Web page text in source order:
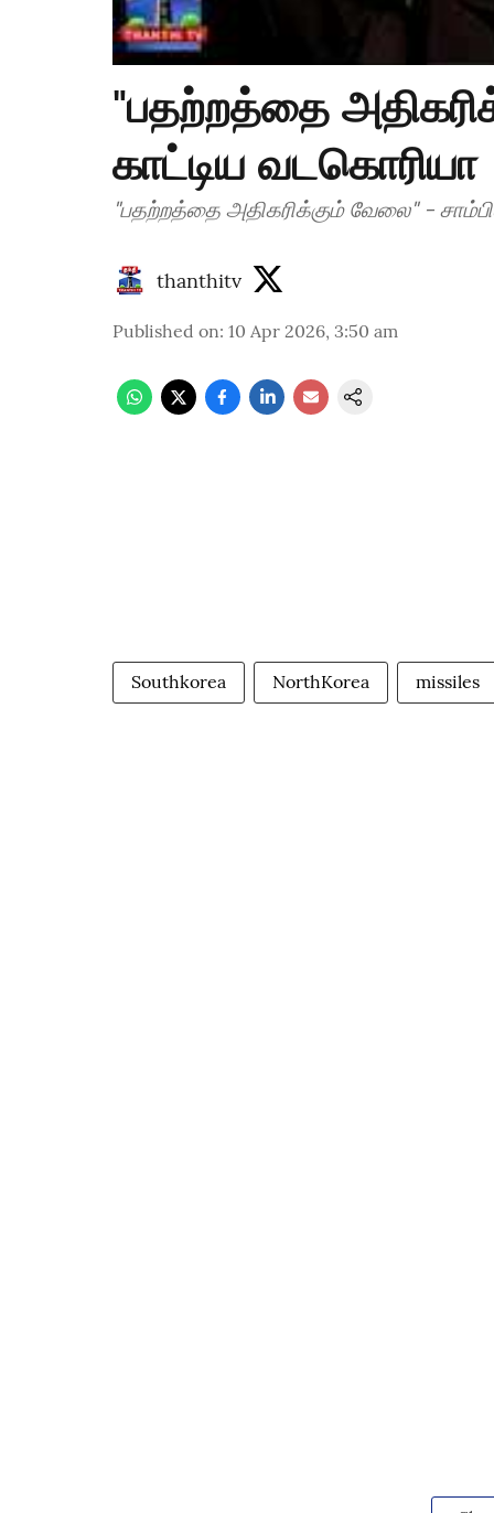
"பதற்றத்தை
காட்டிய வடகொரியா
"பதற்றத்தை அதிகரிக்கும் வேலை" -
thanthitv
Published on: 10 Apr 2026, 3:50 am
Southkorea NorthKorea missiles